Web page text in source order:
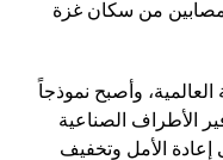
من سكان غزة
العالمية، وأصبح نموذجاً
الأطراف الصناعية
إعادة الأمل وتخفيف